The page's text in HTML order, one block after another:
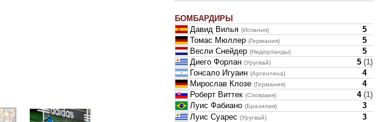
БОМБАРДИРЫ
Давид Вилья (Испания)
5
Томас Мюллер (Германия)
5
Весли Снейдер (Нидерланды)
5
Диего Форлан (Уругвай) 5 (1)
Гонсало Игуаин (Аргентина)
4
Мирослав Клозе (Германия)
4
Роберт Виттек (Словакия) 4 (1)
Луис Фабиано (Бразилия)
3
Луис Суарес (Уругвай)
3